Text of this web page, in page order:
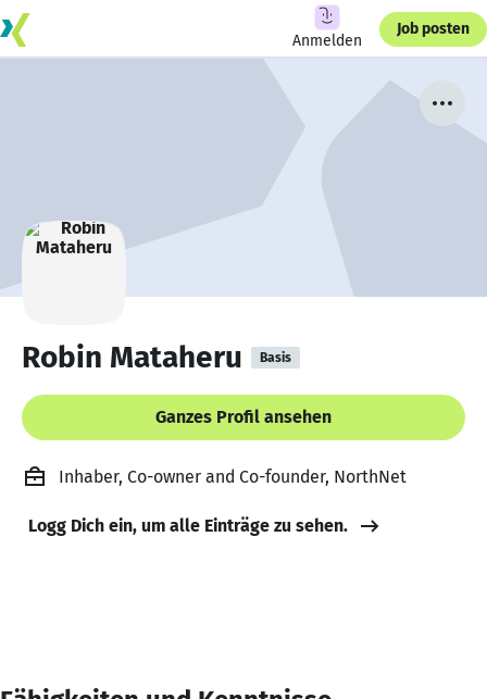
Anmelden
Job posten
Robin Mataheru Basis
Ganzes Profil ansehen
Inhaber, Co-owner and Co-founder, NorthNet
Logg Dich ein, um alle Einträge zu sehen.